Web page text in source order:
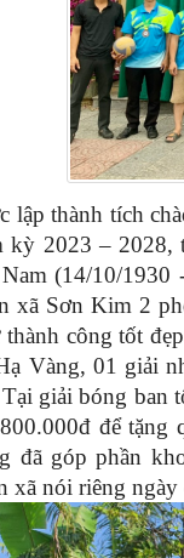
lập thành tích
kỳ 2023 – 2028,
(14/10/
xã Sơn Kim 2
thành công tốt
Vàng, 01 giải
giải bóng ban
để tặng
đã góp phần
xã nói riêng ngày